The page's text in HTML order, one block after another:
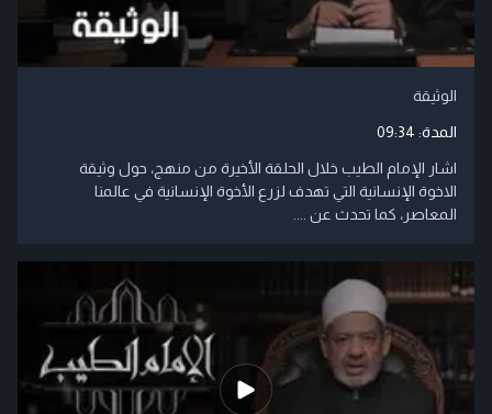
الوثيقة
المدة: 09:34
اشار الإمام الطيب خلال الحلقة الأخيرة من منهج، حول وثيقة
الاخوة الإنسانية التي تهدف لزرع الأخوة الإنسانية في عالمنا
المعاصر، كما تحدث عن ....